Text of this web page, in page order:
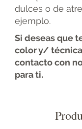
dulces o de
ejemplo.
Si deseas que
color y/
contacto con
para ti.